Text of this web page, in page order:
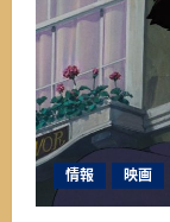
情報 映画